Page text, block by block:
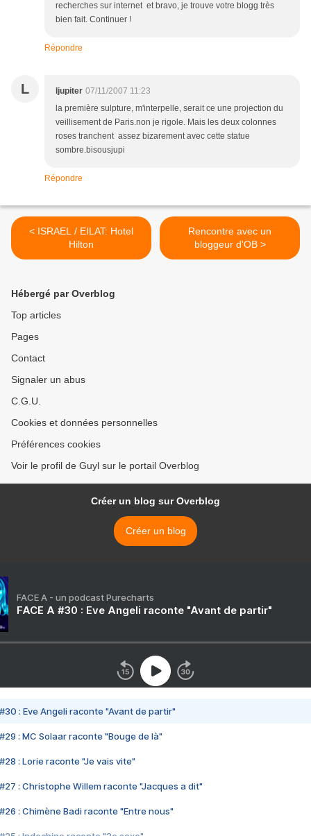
recherches sur internet et bravo, je trouve votre blogg très
bien fait. Continuer !
Répondre
L ljupiter 07/11/2007 11:23
la première sulpture, m'interpelle, serait ce une projection du
veillisement de Paris.non je rigole. Mais les deux colonnes
roses tranchent assez bizarement avec cette statue
sombre.bisousjupi
Répondre
< ISRAEL / EILAT: Hotel
Hilton
Rencontre avec un
bloggeur d'OB >
Hébergé par Overblog
Top articles
Pages
Contact
Signaler un abus
C.G.U.
Cookies et données personnelles
Préférences cookies
Voir le profil de Guyl sur le portail Overblog
Créer un blog sur Overblog
Créer un blog
FACE A - un podcast Purecharts
FACE A #30 : Eve Angeli raconte "Avant de partir"
#30 : Eve Angeli raconte "Avant de partir"
#29 : MC Solaar raconte "Bouge de là"
#28 : Lorie raconte "Je vais vite"
#27 : Christophe Willem raconte "Jacques a dit"
#26 : Chimène Badi raconte "Entre nous"